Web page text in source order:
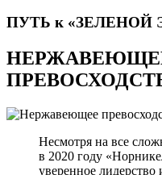
ПУТЬ к «ЗЕЛЕНОЙ
Несмотря на все
в 2020 году
уверенное лидерство